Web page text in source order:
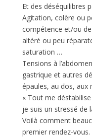
Et des déséquilibres
Agitation, colère ou
compétence et/ou
altéré ou peu
saturation …
Tensions à
gastrique et autres
épaules, au dos, aux
« Tout me
je suis un stressé de
Voilà comment
premier rendez-vous.